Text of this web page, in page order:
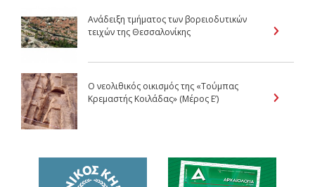
Ανάδειξη τμήματος των βορειοδυτικών
τειχών της Θεσσαλονίκης
Ο νεολιθικός οικισμός της «Τούμπας
Κρεμαστής Κοιλάδας» (Μέρος E’)